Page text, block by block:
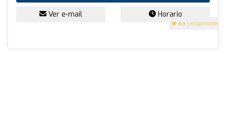
4.5 (14 opiniones)
Ver e-mail Horario